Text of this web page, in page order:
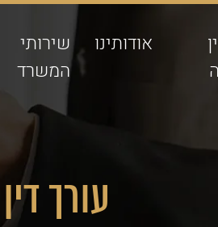
אודותינו
שירותי
המשרד
עורך